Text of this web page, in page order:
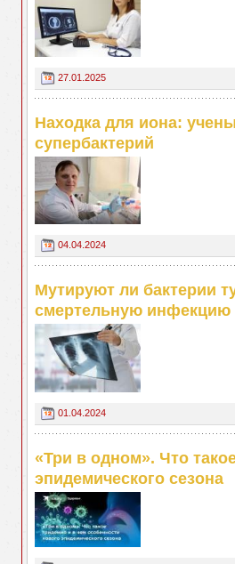
27.01.2025
Находка для иона:
супербактерий
04.04.2024
Мутируют ли бактерии
смертельную инфекцию
01.04.2024
«Три в одном». Что
эпидемического сезона